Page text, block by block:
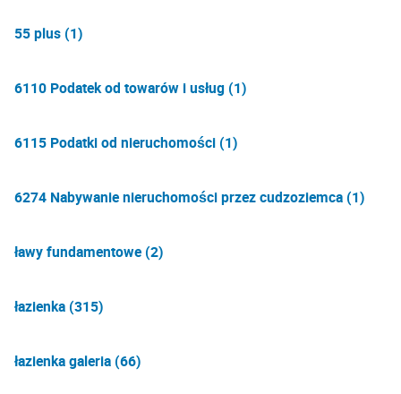
55 plus (1)
6110 Podatek od towarów i usług (1)
6115 Podatki od nieruchomości (1)
6274 Nabywanie nieruchomości przez cudzoziemca (1)
ławy fundamentowe (2)
łazienka (315)
łazienka galeria (66)